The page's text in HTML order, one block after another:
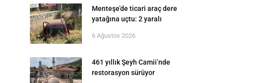
Menteşe’de ticari araç dere
yatağına uçtu: 2 yaralı
6 Ağustos 2026
461 yıllık Şeyh Camii’nde
restorasyon sürüyor